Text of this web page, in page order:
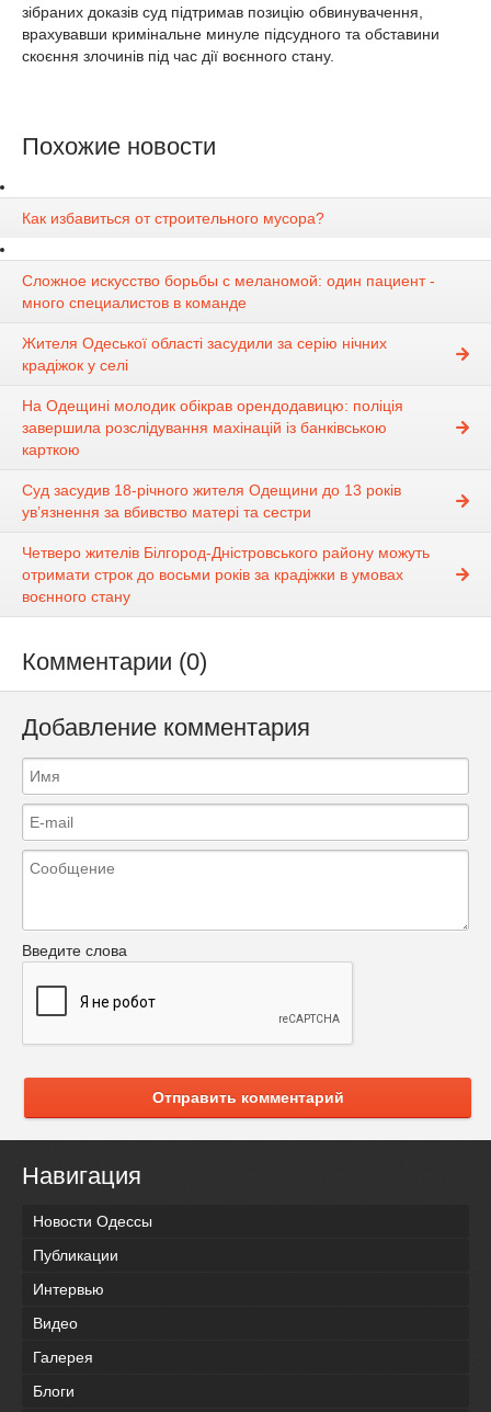
зібраних доказів суд підтримав позицію обвинувачення,
врахувавши кримінальне минуле підсудного та обставини
скоєння злочинів під час дії воєнного стану.
Похожие новости
Как избавиться от строительного мусора?
Сложное искусство борьбы с меланомой: один пациент -
много специалистов в команде
Жителя Одеської області засудили за серію нічних
крадіжок у селі
На Одещині молодик обікрав орендодавицю: поліція
завершила розслідування махінацій із банківською
карткою
Суд засудив 18-річного жителя Одещини до 13 років
ув’язнення за вбивство матері та сестри
Четверо жителів Білгород-Дністровського району можуть
отримати строк до восьми років за крадіжки в умовах
воєнного стану
Комментарии (0)
Добавление комментария
Введите слова
Отправить комментарий
Навигация
Новости Одессы
Публикации
Интервью
Видео
Галерея
Блоги